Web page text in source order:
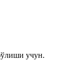
учун.